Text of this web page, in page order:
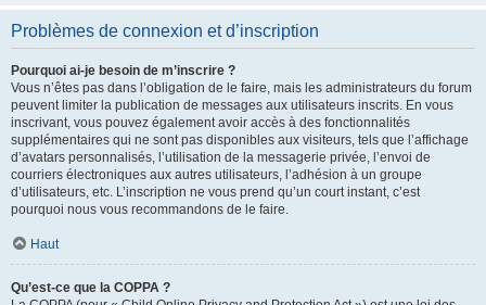
Problèmes de connexion et d’inscription
Pourquoi ai-je besoin de m’inscrire ?
Vous n’êtes pas dans l’obligation de le faire, mais les administrateurs du forum
peuvent limiter la publication de messages aux utilisateurs inscrits. En vous
inscrivant, vous pouvez également avoir accès à des fonctionnalités
supplémentaires qui ne sont pas disponibles aux visiteurs, tels que l’affichage
d’avatars personnalisés, l’utilisation de la messagerie privée, l’envoi de
courriers électroniques aux autres utilisateurs, l’adhésion à un groupe
d’utilisateurs, etc. L’inscription ne vous prend qu’un court instant, c’est
pourquoi nous vous recommandons de le faire.
Haut
Qu’est-ce que la COPPA ?